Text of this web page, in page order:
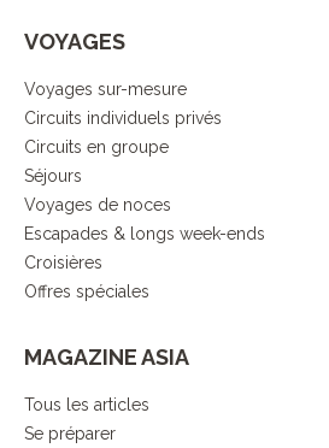
VOYAGES
Voyages sur-mesure
Circuits individuels privés
Circuits en groupe
Séjours
Voyages de noces
Escapades & longs week-ends
Croisières
Offres spéciales
MAGAZINE ASIA
Tous les articles
Se préparer